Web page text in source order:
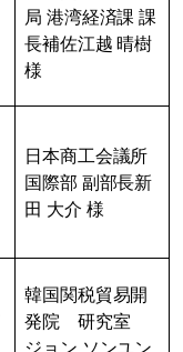
局 港湾経済課 課
長補佐江越 晴樹
様
日本商工会議所
国際部 副部長新
田 大介 様
韓国関税貿易開
発院 研究室